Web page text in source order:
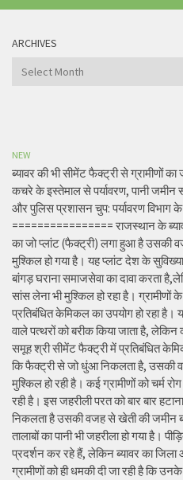
ARCHIVES
Archives
NEW
ब्यावर की भी सीमेंट फैक्ट्री से ग्रामीणों
कचरे के इस्तेमाल से पर्यावरण, पानी जमीन
और पुलिस प्रशासन चुप: पर्यावरण विभाग
================ राजस्थान के
का जो प्लांट (फैक्ट्री) लगा हुआ है उसकी
मुश्किल हो गया है। यह प्लांट देश के
बांगड़ घराना समाजसेवा का दावा करता
सांस लेना भी मुश्किल हो रहा है।
प्रतिबंधित केमिकल का उपयोग हो रहा
वाले पत्थरों को बरीक किया जाता है,
समूह श्री सीमेंट फैक्ट्री में प्रतिबंधित
कि फैक्ट्री से जो धुंआ निकलता है, उसकी
मुश्किल हो रही है। कई ग्रामीणों को चर्म
रही है। इस जहरीली परत को बार बार
निकलता है उसकी वजह से खेती की
तालाबों का पानी भी जहरीला हो गया है।
प्रदर्शन कर रहे हैं, लेकिन ब्यावर का
ग्रामीणों को ही धमकी दी जा रही है कि